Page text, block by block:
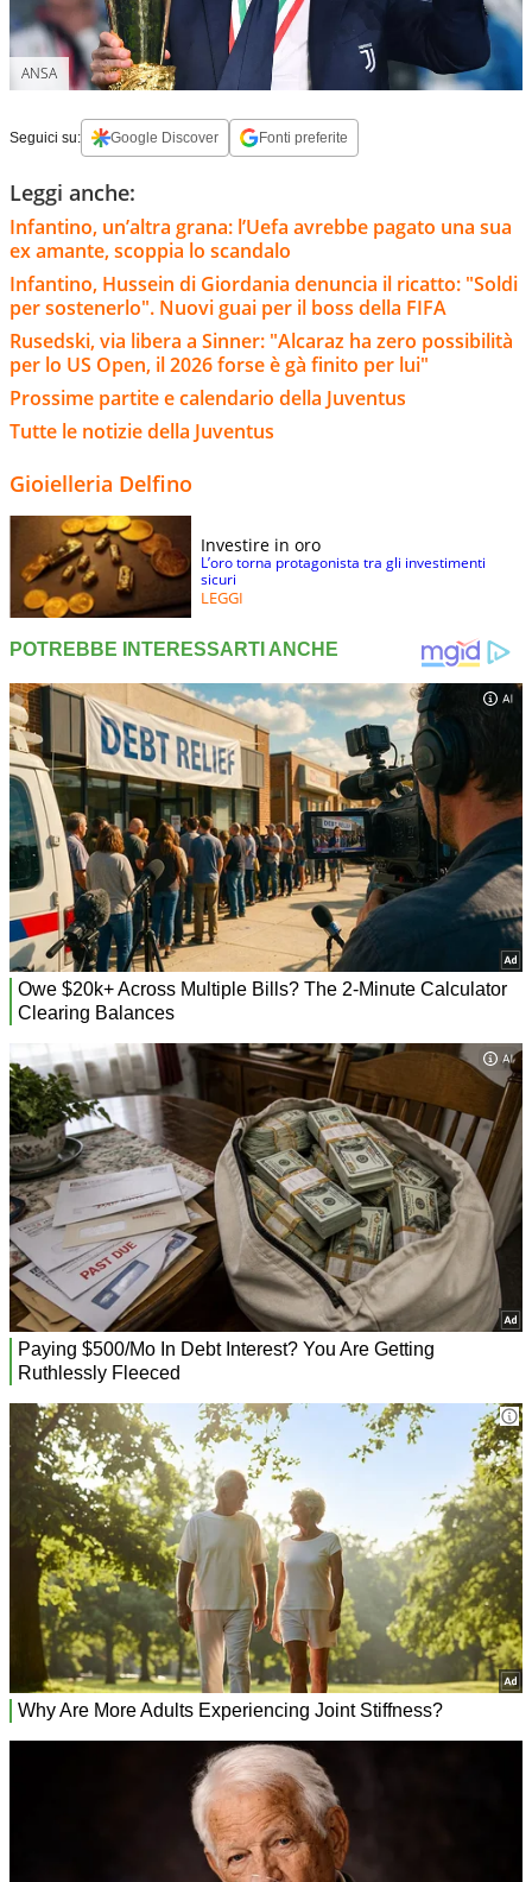
ANSA
Seguici su: Google Discover Fonti preferite
Leggi anche:
Infantino, un’altra grana: l’Uefa avrebbe pagato una sua
ex amante, scoppia lo scandalo
Infantino, Hussein di Giordania denuncia il ricatto: "Soldi
per sostenerlo". Nuovi guai per il boss della FIFA
Rusedski, via libera a Sinner: "Alcaraz ha zero possibilità
per lo US Open, il 2026 forse è gà finito per lui"
Prossime partite e calendario della Juventus
Tutte le notizie della Juventus
Gioielleria Delfino
Investire in oro
L’oro torna protagonista tra gli investimenti
sicuri
LEGGI